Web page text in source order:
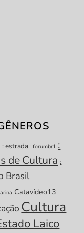
: estrada : forumbr1 :
de Cultura :
Brasil
Catavídeo13
Cultura
Laico